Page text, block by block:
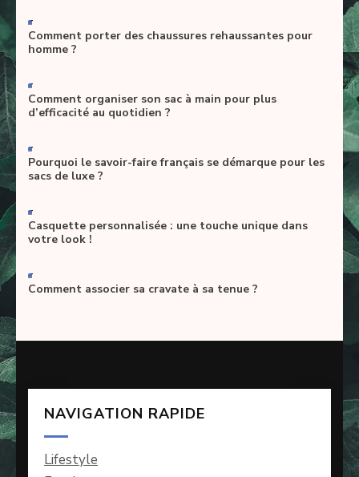
-
Comment porter des chaussures rehaussantes pour
homme ?
-
Comment organiser son sac à main pour plus
d’efficacité au quotidien ?
-
Pourquoi le savoir-faire français se démarque pour les
sacs de luxe ?
-
Casquette personnalisée : une touche unique dans
votre look !
-
Comment associer sa cravate à sa tenue ?
NAVIGATION RAPIDE
Lifestyle